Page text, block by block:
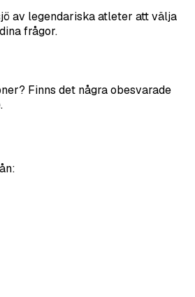
av legendariska atleter att välja
frågor.
Finns det några obesvarade